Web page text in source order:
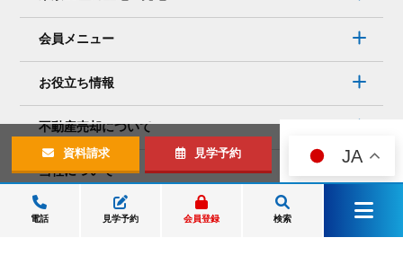
資料請求 見学予約
会員メニュー
お役立ち情報
不動産売却について
当社について
店舗・アクセス
電話 見学予約 会員登録 検索
JA